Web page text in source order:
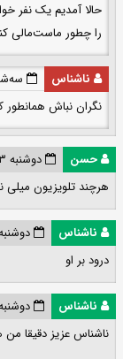
حالا آمدیم یک نفر
را چطور ماست‌مالی
ناشناس
سه‌شنبه ۱۴ مرداد
نگران نباش همانطور
حسن
دوشنبه ۱۳ مرداد ۱۴۰۴ ۱۲:۳۷:۱۰
هرچند تلویزیون میلی
ناشناس
دوشنبه ۱۳ مرداد ۱۴۰۴
درود بر او
ناشناس
دوشنبه ۱۳ مرداد ۱۴۰۴
ناشناس عزیز دقیقا